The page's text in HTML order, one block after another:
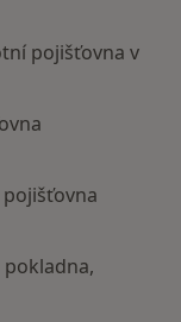
pojišťovna v